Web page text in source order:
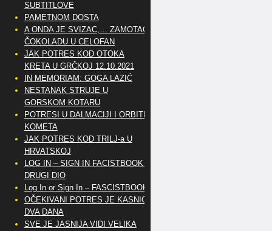
SUBTITLOVE
PAMETNOM DOSTA
A ONDA JE SVIZAC,… ZAMOTAO
ČOKOLADU U CELOFAN
JAK POTRES KOD OTOKA
KRETA U GRČKOJ 12.10.2021
IN MEMORIAM: GOGA LAZIĆ
NESTANAK STRUJE U
GORSKOM KOTARU
POTRESI U DALMACIJI I ORBITE
KOMETA
JAK POTRES KOD TRILJ-a U
HRVATSKOJ
LOG IN – SIGN IN FACISTBOOK –
DRUGI DIO
Log In or Sign In – FASCISTBOOK
OČEKIVANI POTRES JE KASNIO
DVA DANA
SVE JE JASNIJA VIDI VELIKA